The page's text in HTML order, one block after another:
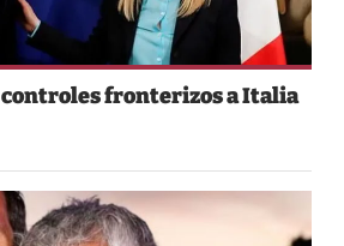
controles fronterizos a Italia